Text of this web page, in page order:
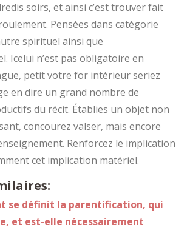
soirs, et ainsi c’est trouver fait
Pensées dans catégorie
spirituel ainsi que
Icelui n’est pas obligatoire en
petit votre for intérieur seriez
en dire un grand nombre de
du récit. Établies un objet non
concourez valser, mais encore
Renforcez le implication
cet implication matériel.
se définit la parentification, qui
et est-elle nécessairement